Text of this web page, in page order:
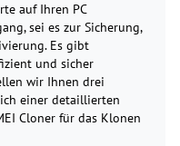
auf Ihren PC
sei es zur Sicherung,
Es gibt
und sicher
wir Ihnen drei
einer detaillierten
Cloner für das Klonen